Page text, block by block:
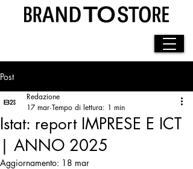
Post
Istat: report IMPRESE E ICT
| ANNO 2025
Redazione
17 mar Tempo di lettura: 1 min
Aggiornamento: 18 mar